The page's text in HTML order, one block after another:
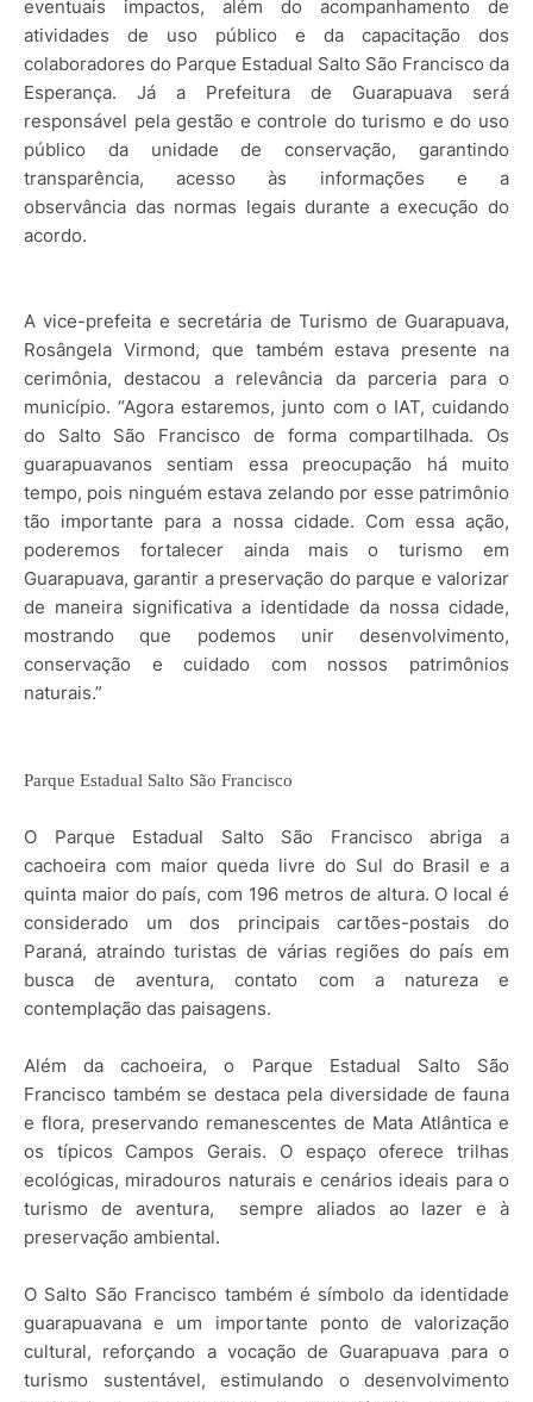
eventuais impactos, além do acompanhamento de
atividades de uso público e da capacitação dos
colaboradores do Parque Estadual Salto São Francisco da
Esperança. Já a Prefeitura de Guarapuava será
responsável pela gestão e controle do turismo e do uso
público da unidade de conservação, garantindo
transparência, acesso às informações e a
observância das normas legais durante a execução do
acordo.
A vice-prefeita e secretária de Turismo de Guarapuava,
Rosângela Virmond, que também estava presente na
cerimônia, destacou a relevância da parceria para o
município. “Agora estaremos, junto com o IAT, cuidando
do Salto São Francisco de forma compartilhada. Os
guarapuavanos sentiam essa preocupação há muito
tempo, pois ninguém estava zelando por esse patrimônio
tão importante para a nossa cidade. Com essa ação,
poderemos fortalecer ainda mais o turismo em
Guarapuava, garantir a preservação do parque e valorizar
de maneira significativa a identidade da nossa cidade,
mostrando que podemos unir desenvolvimento,
conservação e cuidado com nossos patrimônios
naturais.”
Parque Estadual Salto São Francisco
O Parque Estadual Salto São Francisco abriga a
cachoeira com maior queda livre do Sul do Brasil e a
quinta maior do país, com 196 metros de altura. O local é
considerado um dos principais cartões-postais do
Paraná, atraindo turistas de várias regiões do país em
busca de aventura, contato com a natureza e
contemplação das paisagens.
Além da cachoeira, o Parque Estadual Salto São
Francisco também se destaca pela diversidade de fauna
e flora, preservando remanescentes de Mata Atlântica e
os típicos Campos Gerais. O espaço oferece trilhas
ecológicas, miradouros naturais e cenários ideais para o
turismo de aventura, sempre aliados ao lazer e à
preservação ambiental.
O Salto São Francisco também é símbolo da identidade
guarapuavana e um importante ponto de valorização
cultural, reforçando a vocação de Guarapuava para o
turismo sustentável, estimulando o desenvolvimento